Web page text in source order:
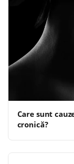
Care sunt
cronică?